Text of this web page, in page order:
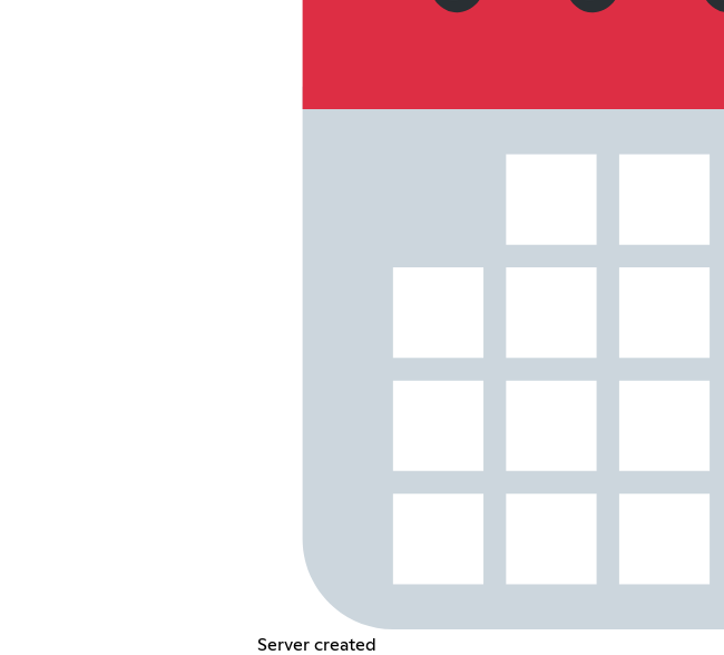
Server created